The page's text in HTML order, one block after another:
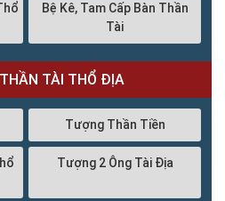
Bệ Kê, Tam Cấp Bàn Thần
Tài
TÀI THỔ ĐỊA
Tượng Thần Tiền
Tượng 2 Ông Tài Địa